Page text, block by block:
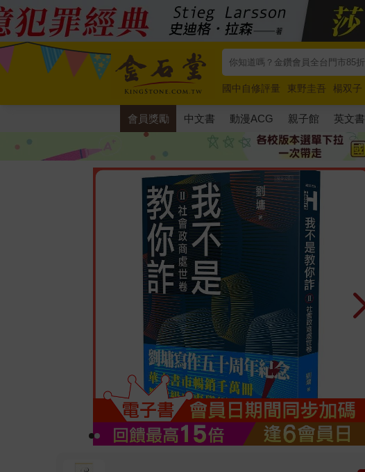
國中自修評量 東野圭吾 楊双子
唯紅花綻放
奧德賽 路邊攤新作
會員獎勵 中文書 動漫ACG 親子館 英文書